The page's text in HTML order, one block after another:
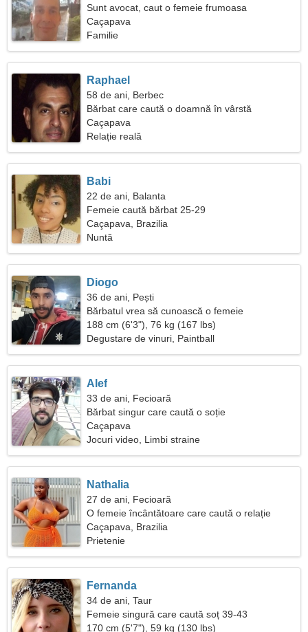
Sunt avocat, caut o femeie frumoasa
Caçapava
Familie
Raphael
58 de ani, Berbec
Bărbat care caută o doamnă în vârstă
Caçapava
Relație reală
Babi
22 de ani, Balanta
Femeie caută bărbat 25-29
Caçapava, Brazilia
Nuntă
Diogo
36 de ani, Pești
Bărbatul vrea să cunoască o femeie
188 cm (6'3"), 76 kg (167 lbs)
Degustare de vinuri, Paintball
Alef
33 de ani, Fecioară
Bărbat singur care caută o soție
Caçapava
Jocuri video, Limbi straine
Nathalia
27 de ani, Fecioară
O femeie încântătoare care caută o relație
serioasă
Caçapava, Brazilia
Prietenie
Fernanda
34 de ani, Taur
Femeie singură care caută soț 39-43
170 cm (5'7"), 59 kg (130 lbs)